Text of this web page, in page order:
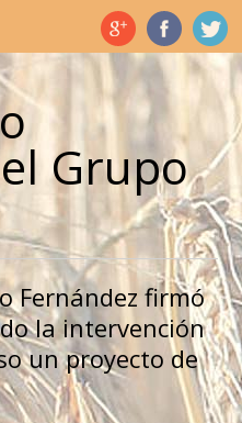
Grupo
Fernández firmó
la intervención
un proyecto de